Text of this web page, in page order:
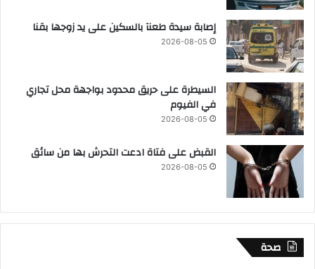
إصابة سيدة طعنآ بالسكين على يد زوجها بقنا
2026-08-05
السيطرة على حريق محدود بواجهة محل تجاري
في الفيوم
2026-08-05
القبض على فتاة ادعت التحرش بها من سائق
2026-08-05
صحة